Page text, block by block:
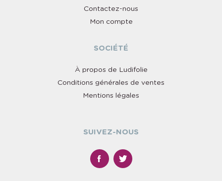
Contactez-nous
Mon compte
SOCIÉTÉ
À propos de Ludifolie
Conditions générales de ventes
Mentions légales
SUIVEZ-NOUS